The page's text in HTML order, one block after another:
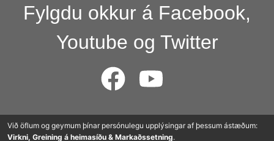
Fylgdu okkur á Facebook,
Youtube og Twitter
© 2015 - 2025 Cloudworkers AG
Við öflum og geymum þínar persónulegu upplýsingar af þessum ástæðum:
Virkni, Greining á heimasíðu & Markaðssetning.